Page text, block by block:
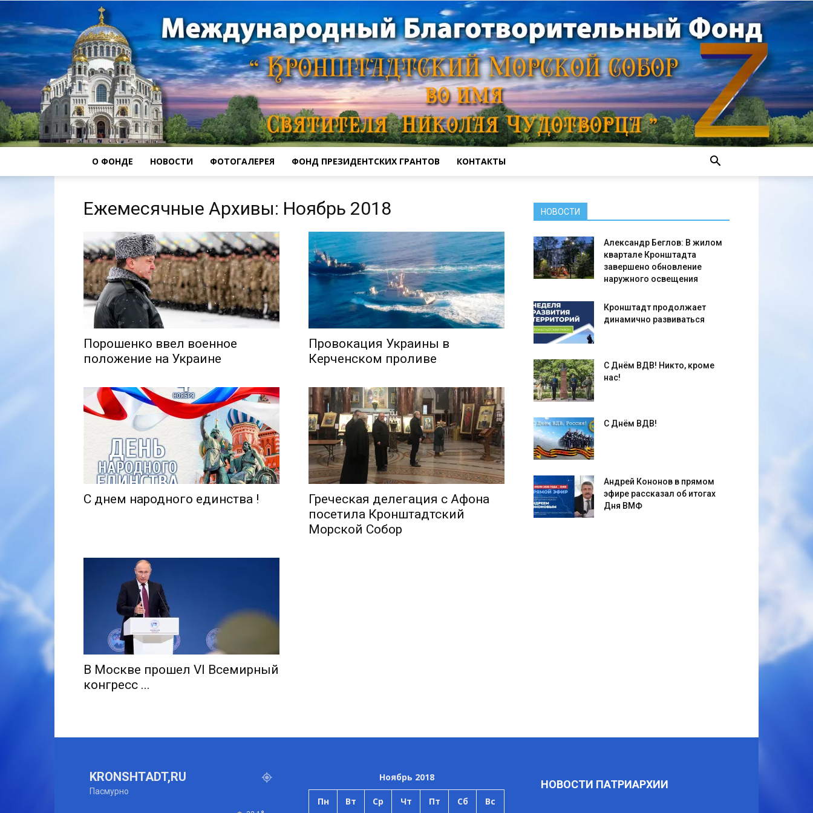
Морской
собор
О ФОНДЕ НОВОСТИ ФОТОГАЛЕРЕЯ ФОНД ПРЕЗИДЕНТСКИХ ГРАНТОВ КОНТАКТЫ
Ежемесячные Архивы: Ноябрь 2018
Порошенко ввел военное
положение на Украине
Провокация Украины в
Керченском проливе
С днем народного единства !
Греческая делегация с Афона
посетила Кронштадтский
Морской Собор
В Москве прошел VI Всемирный
конгресс ...
НОВОСТИ
Александр Беглов: В жилом
квартале Кронштадта
завершено обновление
наружного освещения
Кронштадт продолжает
динамично развиваться
С Днём ВДВ! Никто, кроме
нас!
С Днём ВДВ!
Андрей Кононов в прямом
эфире рассказал об итогах
Дня ВМФ
KRONSHTADT,RU
Пасмурно
Ноябрь 2018
Пн Вт Ср Чт Пт Сб Вс
НОВОСТИ ПАТРИАРХИИ